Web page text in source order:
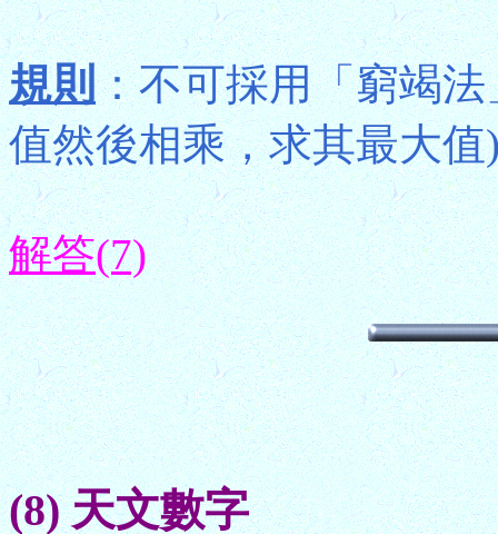
規則：不可採用「窮竭
值然後相乘，求其最大
解答(7)
(8) 天文數字